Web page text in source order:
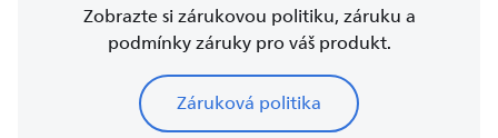
Zobrazte si zárukovou politiku, záruku a
podmínky záruky pro váš produkt.
Záruková politika